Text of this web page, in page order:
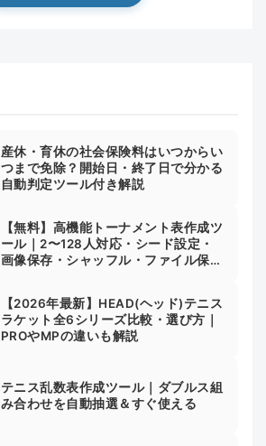
産休・育休の社会保険料はいつからい
つまで免除？開始日・終了日で分かる
自動判定ツール付き解説
【無料】高機能トーナメント表作成ツ
ール｜2〜128人対応・シード設定・
画像保存・シャッフル・ファイル保存
【2026年最新】HEAD(ヘッド)テニス
ラケット全6シリーズ比較・選び方｜
PROやMPの違いも解説
テニス乱数表作成ツール｜ダブルス組
み合わせを自動抽選＆すぐ使える